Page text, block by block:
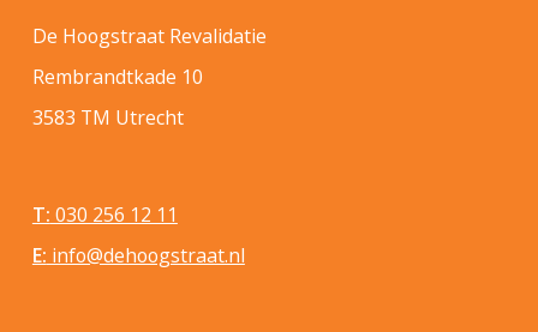
De Hoogstraat Revalidatie
Rembrandtkade 10
3583 TM Utrecht
T: 030 256 12 11
E: info@dehoogstraat.nl